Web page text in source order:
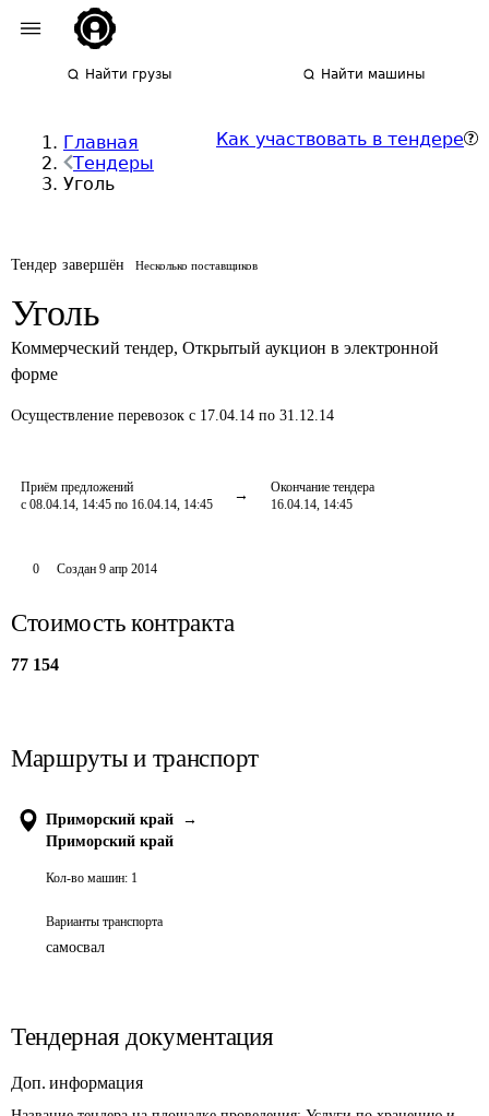
Найти грузы Найти машины
Главная
Тендеры
Уголь
Как участвовать в тендере
Тендер завершён Несколько поставщиков
Уголь
Коммерческий тендер, Открытый аукцион в электронной
форме
Осуществление перевозок с 17.04.14 по 31.12.14
Приём предложений
с 08.04.14, 14:45 по 16.04.14, 14:45
Окончание тендера
16.04.14, 14:45
0 Создан 9 апр 2014
Стоимость контракта
77 154
Маршруты и транспорт
Приморский край
→
Приморский край
Кол-во машин: 1
Варианты транспорта
самосвал
Тендерная документация
Доп. информация